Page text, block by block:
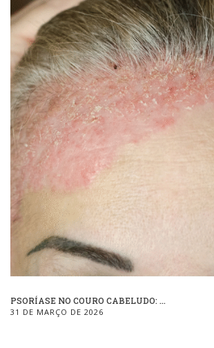
PSORÍASE NO COURO CABELUDO: ...
31 DE MARÇO DE 2026